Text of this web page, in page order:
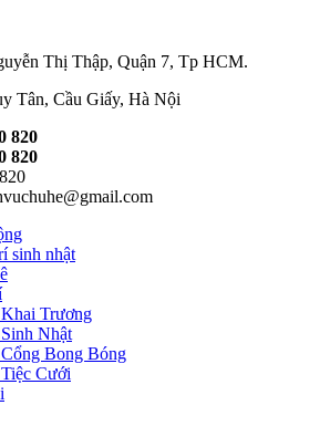
Thị Thập, Quận 7, Tp HCM.
Tân, Cầu Giấy, Hà Nội
820
820
sinh nhật
Trương
Nhật
Bong Bóng
Cưới